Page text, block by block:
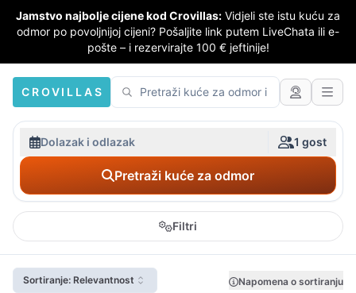
Jamstvo najbolje cijene kod Crovillas: Vidjeli ste istu kuću za
odmor po povoljnijoj cijeni? Pošaljite link putem LiveChata ili e-
pošte – i rezervirajte 100 € jeftinije!
CROVILLAS
Dolazak i odlazak 1 gost
Pretraži kuće za odmor
Filtri
Sortiranje: Relevantnost
Napomena o sortiranju